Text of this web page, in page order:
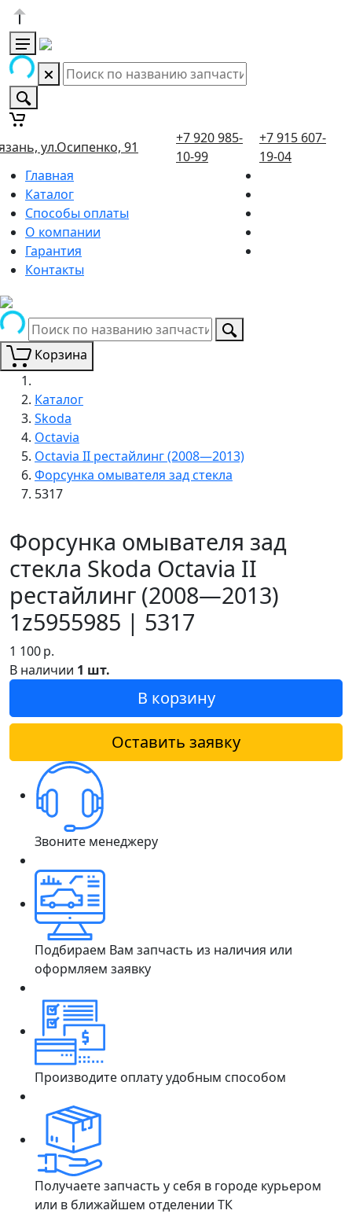
ул.Осипенко, 91
+7 920 985-
10-99
+7 915 607-
19-04
Главная
Каталог
Способы оплаты
О компании
Гарантия
Контакты
Корзина
Каталог
Skoda
Octavia
Octavia II рестайлинг (2008—2013)
Форсунка омывателя зад стекла
5317
Форсунка омывателя зад
стекла Skoda Octavia II
рестайлинг (2008—2013)
1z5955985 | 5317
1 100р.
В наличии 1 шт.
В корзину
Оставить заявку
Звоните менеджеру
Подбираем Вам запчасть из наличия или
оформляем заявку
Производите оплату удобным способом
Получаете запчасть у себя в городе курьером
или в ближайшем отделении ТК